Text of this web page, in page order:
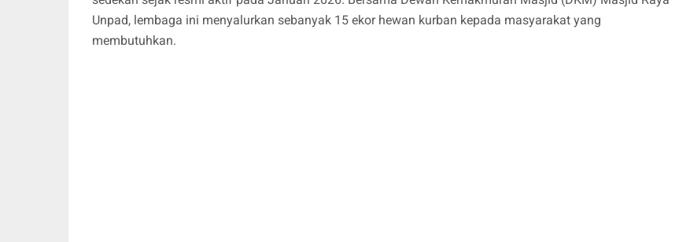
Unpad, lembaga ini menyalurkan sebanyak 15 ekor hewan kurban kepada masyarakat yang
membutuhkan.